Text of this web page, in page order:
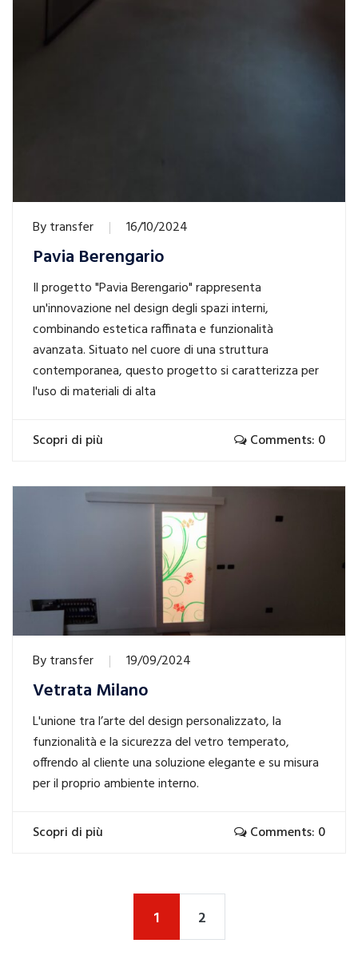
Bytransfer 16/10/2024
Pavia Berengario
Il progetto "Pavia Berengario" rappresenta
un'innovazione nel design degli spazi interni,
combinando estetica raffinata e funzionalità
avanzata. Situato nel cuore di una struttura
contemporanea, questo progetto si caratterizza per
l'uso di materiali di alta
Scopri di più Comments: 0
Bytransfer 19/09/2024
Vetrata Milano
L'unione tra l’arte del design personalizzato, la
funzionalità e la sicurezza del vetro temperato,
offrendo al cliente una soluzione elegante e su misura
per il proprio ambiente interno.
Scopri di più Comments: 0
1 2